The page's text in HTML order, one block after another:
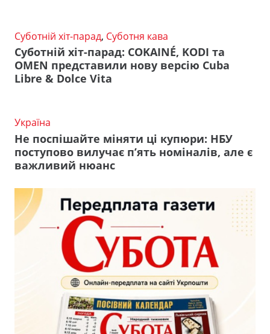
Суботній хіт-парад, Суботня кава
Суботній хіт-парад: COKAINÉ, KODI та
OMEN представили нову версію Cuba
Libre & Dolce Vita
Україна
Не поспішайте міняти ці купюри: НБУ
поступово вилучає п’ять номіналів, але є
важливий нюанс